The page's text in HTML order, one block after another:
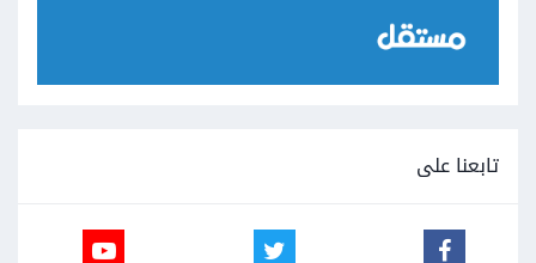
تابعنا على